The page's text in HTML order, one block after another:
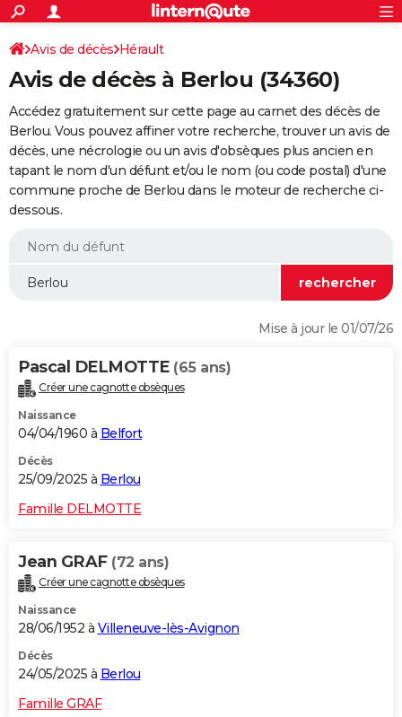
ACTUALITÉS
Politique
Société
Faits Divers
Education
Monde
Villes
+
SPORT
Coupe du monde 2026
Football
Tennis
Cyclisme
Rugby
Forum
Programme TV
TNT
Streaming
Cinéma
Sorties cinéma
Musique
+
FINANCE
Retraite
Epargne
Immobilier
Risques naturels par ville
Assurance
AUTO
Essais
Réserver un essai
Citadines
Berlines
SUV
Forum auto
+
HIGH-TECH
BRICOLAGE
WEEK-END
Alimentation
Guide de la santé
Maladies
Médicaments
Sommeil
VOYAGE
Destinations
City break
Voyage nature
Voyage de noces
Forum
Climat
+PHOTO
GUIDES D'ACHAT
Carte de Noël
Carte Bonne année
Carte Saint-Valentin
Carte Pâques
Carte d'anniversaire
DICTIONNAIRE
Dictionnaire
Biographies
Citations
Expressions
Proverbes
PROGRAMME TV
S'inscrire
Se connecter
Lycées
Collèges
Primaires
Universités
Entreprises
Service militaire
Avis de recherche
AVIS DE DÉCÈS
FORUM
Avis de décès Hérault
Avis de décès à Berlou (34360)
Accédez gratuitement sur cette page au carnet des décès de
Berlou. Vous pouvez affiner votre recherche, trouver un avis de
décès, une nécrologie ou un avis d'obsèques plus ancien en
tapant le nom d'un défunt et/ou le nom (ou code postal) d'une
commune proche de Berlou dans le moteur de recherche ci-
dessous.
Mise à jour le 01/07/26
Pascal DELMOTTE (65 ans)
Créer une cagnotte obsèques
Naissance
04/04/1960 à Belfort
Décès
25/09/2025 à Berlou
Famille DELMOTTE
Jean GRAF (72 ans)
Créer une cagnotte obsèques
Naissance
28/06/1952 à Villeneuve-lès-Avignon
Décès
24/05/2025 à Berlou
Famille GRAF